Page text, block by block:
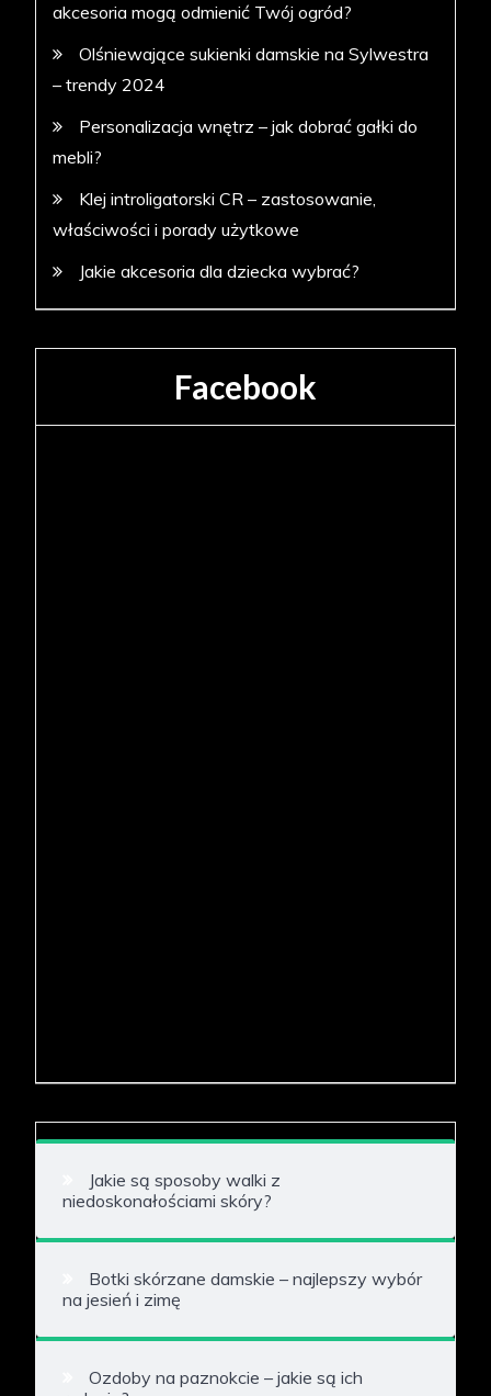
akcesoria mogą odmienić Twój ogród?
Olśniewające sukienki damskie na Sylwestra
– trendy 2024
Personalizacja wnętrz – jak dobrać gałki do
mebli?
Klej introligatorski CR – zastosowanie,
właściwości i porady użytkowe
Jakie akcesoria dla dziecka wybrać?
Facebook
Jakie są sposoby walki z
niedoskonałościami skóry?
Botki skórzane damskie – najlepszy wybór
na jesień i zimę
Ozdoby na paznokcie – jakie są ich